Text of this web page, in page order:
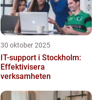
30 oktober 2025
IT-support i Stockholm:
Effektivisera
verksamheten